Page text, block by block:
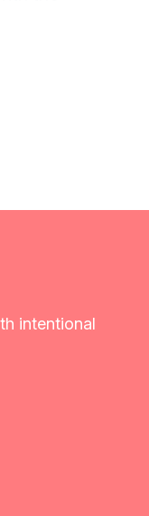
intentional